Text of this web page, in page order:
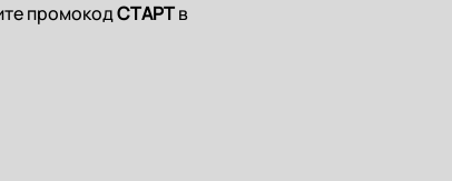
промокодСТАРТв